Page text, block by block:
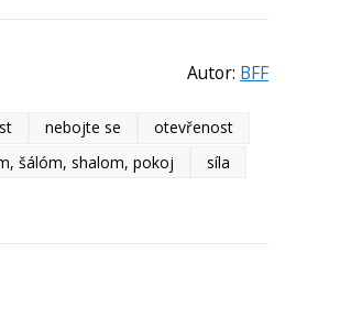
Autor: BFF
nebojte se
otevřenost
šálóm, shalom, pokoj
síla